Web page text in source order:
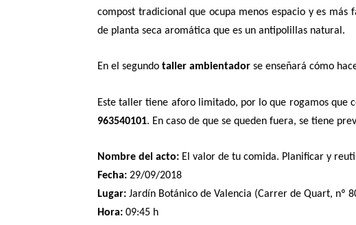
compost tradicional que ocupa menos espacio y es
de planta seca aromática que es un antipolillas natural.
En el segundo taller ambientador se enseñará cómo
Este taller tiene aforo limitado, por lo que rogamos
963540101. En caso de que se queden fuera, se tiene
Nombre del acto: El valor de tu comida. Planificar y
Fecha: 29/09/2018
Lugar: Jardín Botánico de Valencia (Carrer de Quart, nº
Hora: 09:45 h